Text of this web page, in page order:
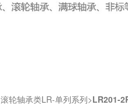
滚轮轴承类LR-单列系列 LR201-